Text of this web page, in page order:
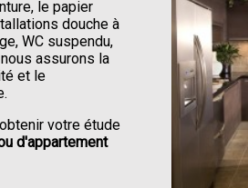
le papier
douche à
WC suspendu,
assurons la
et le
votre étude
d'appartement